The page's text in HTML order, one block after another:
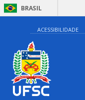
BRASIL
ACESSIBILIDADE